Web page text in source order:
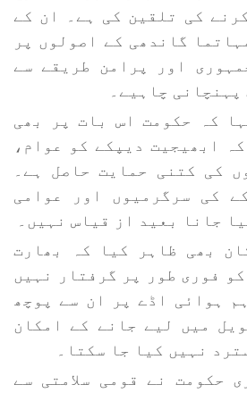
کی تلقین کی ہے۔ ان کے
گاندھی کے اصولوں پر
اور پرامن طریقے سے
پہنچانی چاہیے۔
کہ حکومت اس بات پر بھی
ابھیجیت دیپکے کو عوام،
کی کتنی حمایت حاصل ہے۔
کی سرگرمیوں اور عوامی
جانا بعید از قیاس نہیں۔
بھی ظاہر کیا کہ بھارت
فوری طور پر گرفتار نہیں
ہوائی اڈے پر ان سے پوچھ
میں لیے جانے کے امکان
نہیں کیا جا سکتا۔
حکومت نے قومی سلامتی سے